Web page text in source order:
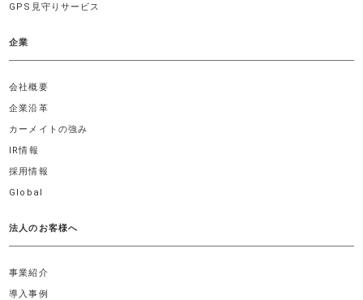
GPS見守りサービス
企業
会社概要
企業沿革
カーメイトの強み
IR情報
採用情報
Global
法人のお客様へ
事業紹介
導入事例